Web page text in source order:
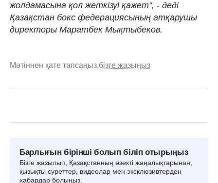
жолдамасына қол жеткізуі қажет", - деді
Қазақстан бокс федерациясының атқарушы
директоры Маратбек Мықтыбеков.
Мәтіннен қате тапсаңыз,бізге жазыңыз
Барлығын бірінші болып біліп отырыңыз
Бізге жазылып, Қазақстанның өзекті жаңалықтарынан,
қызықты суреттер, видеолар мен эксклюзивтерден
хабардар болыңыз.